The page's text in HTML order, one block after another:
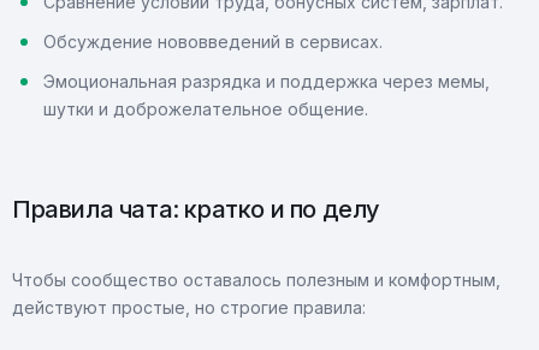
Обсуждение нововведений в сервисах.
Эмоциональная разрядка и поддержка через мемы,
шутки и доброжелательное общение.
Правила чата: кратко и по делу
Чтобы сообщество оставалось полезным и комфортным,
действуют простые, но строгие правила: